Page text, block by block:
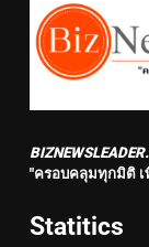
"ครอบคลุมทุกมิติ เ
Statitics